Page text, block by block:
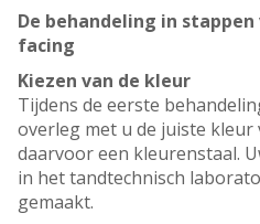
De behandeling in
facing
Kiezen van de kleur
Tijdens de eerste
overleg met u de juiste
daarvoor een kleurenstaal.
in het tandtechnisch
gemaakt.